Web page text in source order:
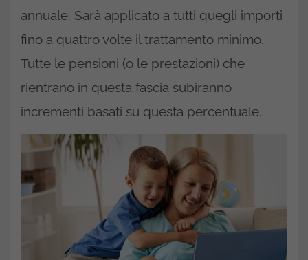
annuale. Sarà applicato a tutti quegli importi
fino a quattro volte il trattamento minimo.
Tutte le pensioni (o le prestazioni) che
rientrano in questa fascia subiranno
incrementi basati su questa percentuale.